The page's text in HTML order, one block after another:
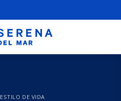
ESTILO DE VIDA